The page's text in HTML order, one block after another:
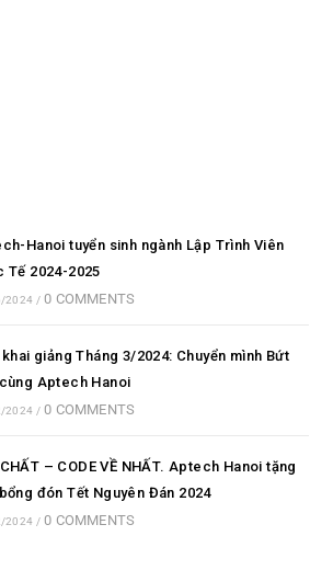
Hanoi tuyển sinh ngành Lập Trình Viên
Tế 2024-2025
2024 / 0 COMMENTS
giảng Tháng 3/2024: Chuyển mình Bứt
Aptech Hanoi
2024 / 0 COMMENTS
– CODE VỀ NHẤT. Aptech Hanoi tặng
đón Tết Nguyên Đán 2024
2024 / 0 COMMENTS